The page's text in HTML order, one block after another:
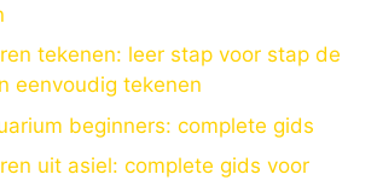
tekenen: leer stap voor stap de
eenvoudig tekenen
beginners: complete gids
uit asiel: complete gids voor